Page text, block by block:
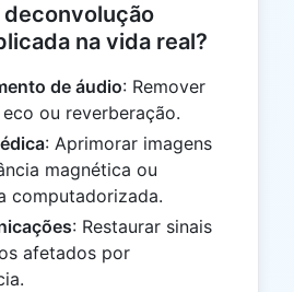
deconvolução
na vida real?
de áudio: Remover
ou reverberação.
: Aprimorar imagens
magnética ou
computadorizada.
: Restaurar sinais
afetados por